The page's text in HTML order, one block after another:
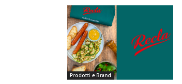
Prodotti e Brand